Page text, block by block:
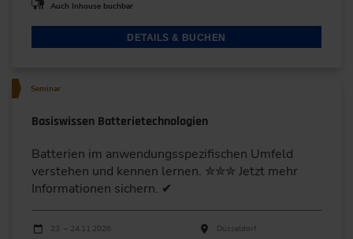
Auch Inhouse buchbar
DETAILS & BUCHEN
Seminar
Basiswissen Batterietechnologien
Batterien im anwendungsspezifischen Umfeld
verstehen und kennen lernen. ✮✮✮ Jetzt mehr
Informationen sichern. ✔
Durchführungen
Veranstaltungsdatum
23. – 24.11.2026 Düsseldorf